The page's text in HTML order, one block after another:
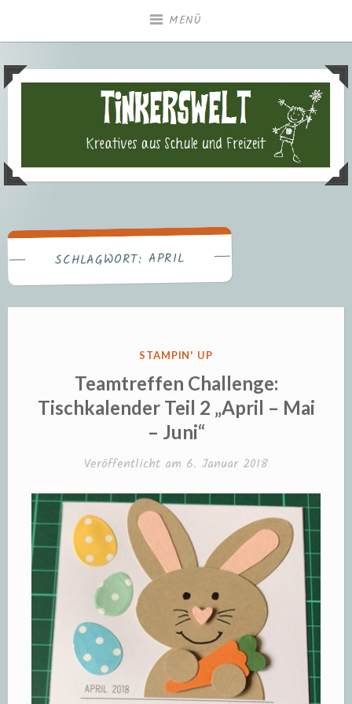
MENÜ
Tinkerswelt – Kreatives aus
Freizeit und Schule
SCHLAGWORT: APRIL
VERÖFFENTLICHT
STAMPIN' UP
Teamtreffen Challenge:
Tischkalender Teil 2 „April – Mai
– Juni“
Veröffentlicht am 6. Januar 2018